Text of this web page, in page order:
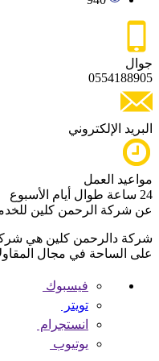
جوال
0554188905
البريد الإلكتروني
مواعيد العمل
24 ساعة طوال أيام الأسبوع
عن شركة الرحمن كلين
على الساحة في مجال
فيسبوك
تويتر
انستجرام
يوتيوب